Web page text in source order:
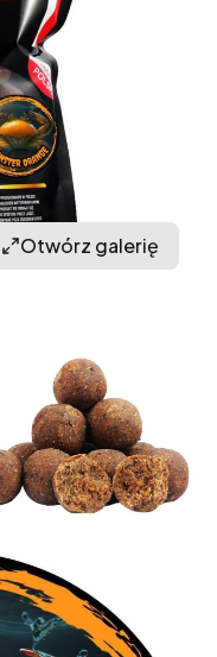
Otwórz galerię